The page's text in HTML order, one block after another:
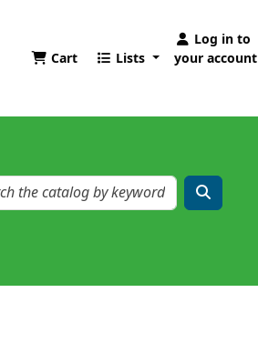
Cart Lists
Log in to
your account